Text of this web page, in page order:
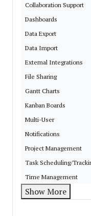
Collaboration Support
Dashboards
Data Export
Data Import
External Integrations
File Sharing
Gantt Charts
Kanban Boards
Multi-User
Notifications
Project Management
Task Scheduling/
Time Management
Show More